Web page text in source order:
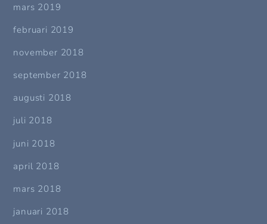
mars 2019
februari 2019
november 2018
september 2018
augusti 2018
juli 2018
juni 2018
april 2018
mars 2018
januari 2018